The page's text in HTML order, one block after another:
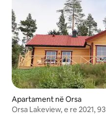
Apartament në Orsa
Orsa Lakeview, e re 2021,